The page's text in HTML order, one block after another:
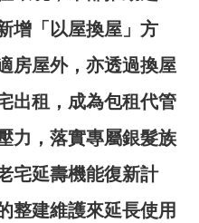
增「以屋換屋」方
房屋外，亦透過換屋
出租，成為包租代管
力，落實專屬銀髮族
宅延壽機能復新計
整建維護來延長使用